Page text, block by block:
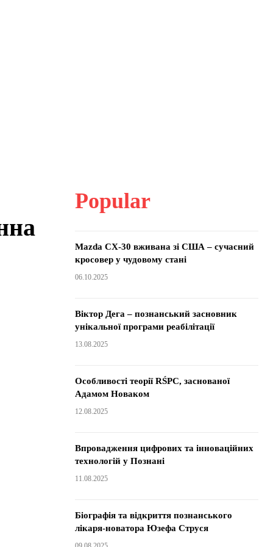
Popular
Mazda CX-30 вживана зі США – сучасний
кросовер у чудовому стані
06.10.2025
Віктор Дега – познанський засновник
унікальної програми реабілітації
13.08.2025
Особливості теорії RŚPC, заснованої
Адамом Новаком
12.08.2025
Впровадження цифрових та інноваційних
технологій у Познані
11.08.2025
Біографія та відкриття познанського
лікаря-новатора Юзефа Струся